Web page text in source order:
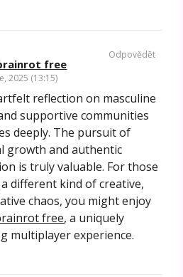
free
2025 (13:15)
reflection on masculine
supportive communities
deeply. The pursuit of
growth and authentic
is truly valuable. For those
different kind of creative,
chaos, you might enjoy
free, a uniquely
multiplayer experience.
Odpovědět